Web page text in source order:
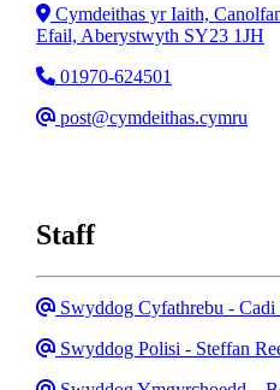
Cyfeiriad
Cymdeithas yr Iaith,
Efail, Aberystwyth SY23 1JH
Ffôn
01970-624501
Email
post@cymdeithas.cymru
Staff
Email
Swyddog Cyfathrebu -
Email
Swyddog Polisi - Steffan